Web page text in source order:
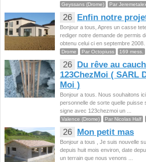
Geyssans (Drome) Par
26 Enfin notre
Bonjour a tous, Apres un casse
rediger notre demande de permis
obtenu celui ci en septembre 2008.
Drome Par Octopiuss 169 mess.
26
Du rêve au
123ChezMoi ( SARL
Moi )
Bonjour a tous. Nous souhaitons
personnelle de sorte quelle
signe avec 123chezmoi un ...
Valence (Drome) Par Nicolas Half
26 Mon petit mas
Bonjour a tous , Je suis nouvelle
depuis huit mois environ, date
un terrain que nous venons ...